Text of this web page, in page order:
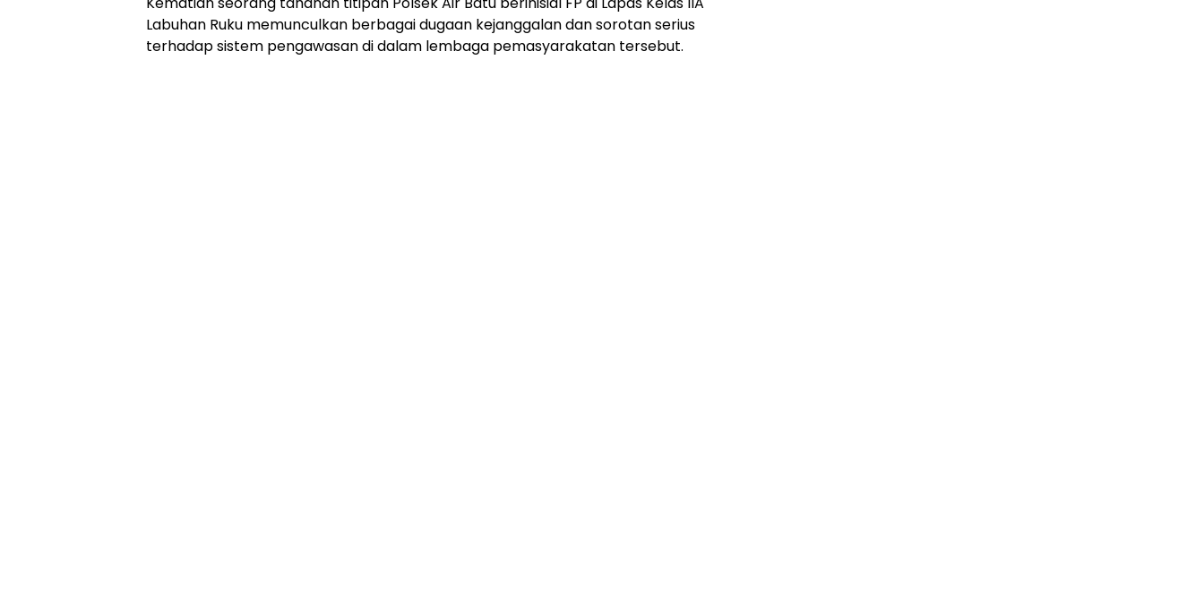
Labuhan Ruku memunculkan berbagai dugaan kejanggalan dan sorotan serius
terhadap sistem pengawasan di dalam lembaga pemasyarakatan tersebut.